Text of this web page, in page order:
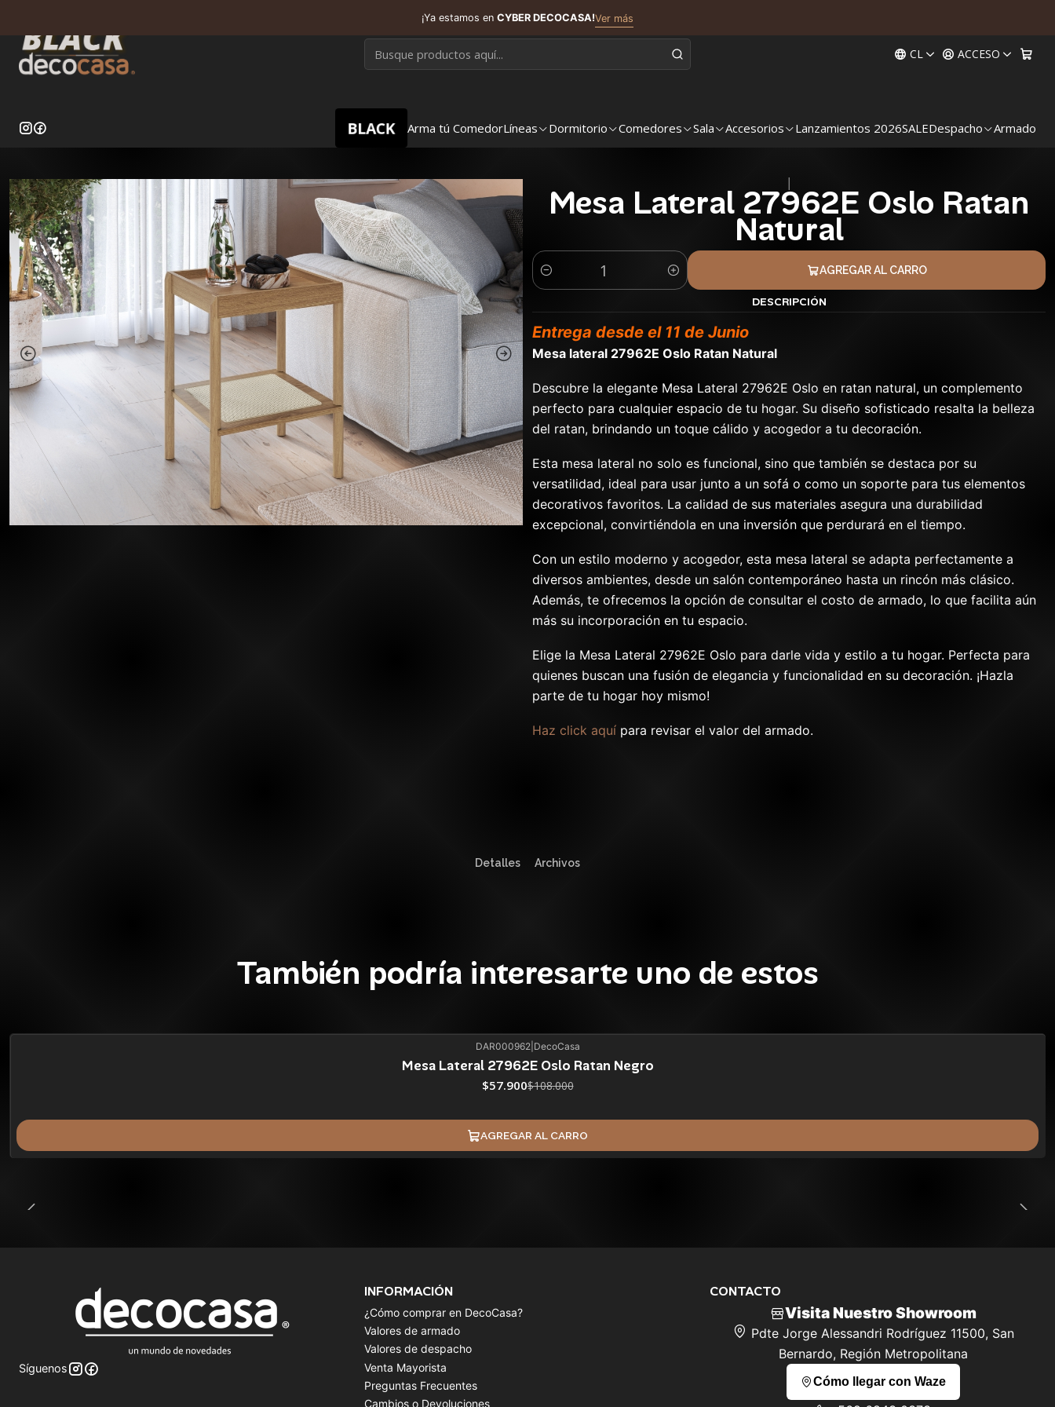
CL ACCESO
BLACK Arma tú ComedorLíneas Dormitorio Comedores Sala Accesorios Lanzamientos 2026SALEDespacho Armado
¡Ya estamos en CYBER DECOCASA!Ver más
Mesa Lateral 27962E Oslo Ratan
Natural
Cantidad
AGREGAR AL CARRO
DESCRIPCIÓN
Entrega desde el 11 de Junio
Mesa lateral 27962E Oslo Ratan Natural
Descubre la elegante Mesa Lateral 27962E Oslo en ratan natural, un complemento
perfecto para cualquier espacio de tu hogar. Su diseño sofisticado resalta la belleza
del ratan, brindando un toque cálido y acogedor a tu decoración.
Esta mesa lateral no solo es funcional, sino que también se destaca por su
versatilidad, ideal para usar junto a un sofá o como un soporte para tus elementos
decorativos favoritos. La calidad de sus materiales asegura una durabilidad
excepcional, convirtiéndola en una inversión que perdurará en el tiempo.
Con un estilo moderno y acogedor, esta mesa lateral se adapta perfectamente a
diversos ambientes, desde un salón contemporáneo hasta un rincón más clásico.
Además, te ofrecemos la opción de consultar el costo de armado, lo que facilita aún
más su incorporación en tu espacio.
Elige la Mesa Lateral 27962E Oslo para darle vida y estilo a tu hogar. Perfecta para
quienes buscan una fusión de elegancia y funcionalidad en su decoración. ¡Hazla
parte de tu hogar hoy mismo!
Haz click aquí para revisar el valor del armado.
Detalles Archivos
También podría interesarte uno de estos
DAR000962| DecoCasa
Mesa Lateral 27962E Oslo Ratan Negro
$57.900$108.000
AGREGAR AL CARRO
Síguenos
INFORMACIÓN
¿Cómo comprar en DecoCasa?
Valores de armado
Valores de despacho
Venta Mayorista
Preguntas Frecuentes
Cambios o Devoluciones
CONTACTO
Visita Nuestro Showroom
Pdte Jorge Alessandri Rodríguez 11500, San
Bernardo, Región Metropolitana
Cómo llegar con Waze